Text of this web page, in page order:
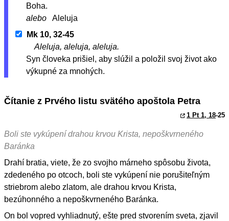
Boha.
alebo
Aleluja
Mk 10, 32-45
Aleluja, aleluja, aleluja.
Syn človeka prišiel, aby slúžil a položil svoj život ako
výkupné za mnohých.
Čítanie z Prvého listu svätého apoštola Petra
1 Pt 1, 18-25
Boli ste vykúpení drahou krvou Krista, nepoškvrneného
Baránka
Drahí bratia, viete, že zo svojho márneho spôsobu života,
zdedeného po otcoch, boli ste vykúpení nie porušiteľným
striebrom alebo zlatom, ale drahou krvou Krista,
bezúhonného a nepoškvrneného Baránka.
On bol vopred vyhliadnutý, ešte pred stvorením sveta, zjavil